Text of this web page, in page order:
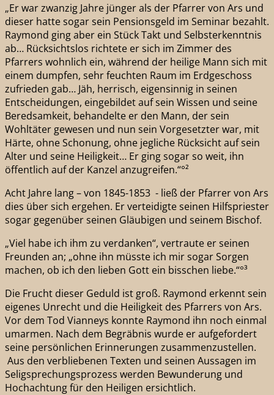
„Er war zwanzig Jahre jünger als der Pfarrer von Ars und
dieser hatte sogar sein Pensionsgeld im Seminar bezahlt.
Raymond ging aber ein Stück Takt und Selbsterkenntnis
ab… Rücksichtslos richtete er sich im Zimmer des
Pfarrers wohnlich ein, während der heilige Mann sich mit
einem dumpfen, sehr feuchten Raum im Erdgeschoss
zufrieden gab… Jäh, herrisch, eigensinnig in seinen
Entscheidungen, eingebildet auf sein Wissen und seine
Beredsamkeit, behandelte er den Mann, der sein
Wohltäter gewesen und nun sein Vorgesetzter war, mit
Härte, ohne Schonung, ohne jegliche Rücksicht auf sein
Alter und seine Heiligkeit… Er ging sogar so weit, ihn
öffentlich auf der Kanzel anzugreifen.“°²
Acht Jahre lang – von 1845-1853 - ließ der Pfarrer von Ars
dies über sich ergehen. Er verteidigte seinen Hilfspriester
sogar gegenüber seinen Gläubigen und seinem Bischof.
„Viel habe ich ihm zu verdanken“, vertraute er seinen
Freunden an; „ohne ihn müsste ich mir sogar Sorgen
machen, ob ich den lieben Gott ein bisschen liebe.“°³
Die Frucht dieser Geduld ist groß. Raymond erkennt sein
eigenes Unrecht und die Heiligkeit des Pfarrers von Ars.
Vor dem Tod Vianneys konnte Raymond ihn noch einmal
umarmen. Nach dem Begräbnis wurde er aufgefordert
seine persönlichen Erinnerungen zusammenzustellen.
Aus den verbliebenen Texten und seinen Aussagen im
Seligsprechungsprozess werden Bewunderung und
Hochachtung für den Heiligen ersichtlich.